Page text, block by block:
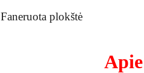
Faneruota plokštė